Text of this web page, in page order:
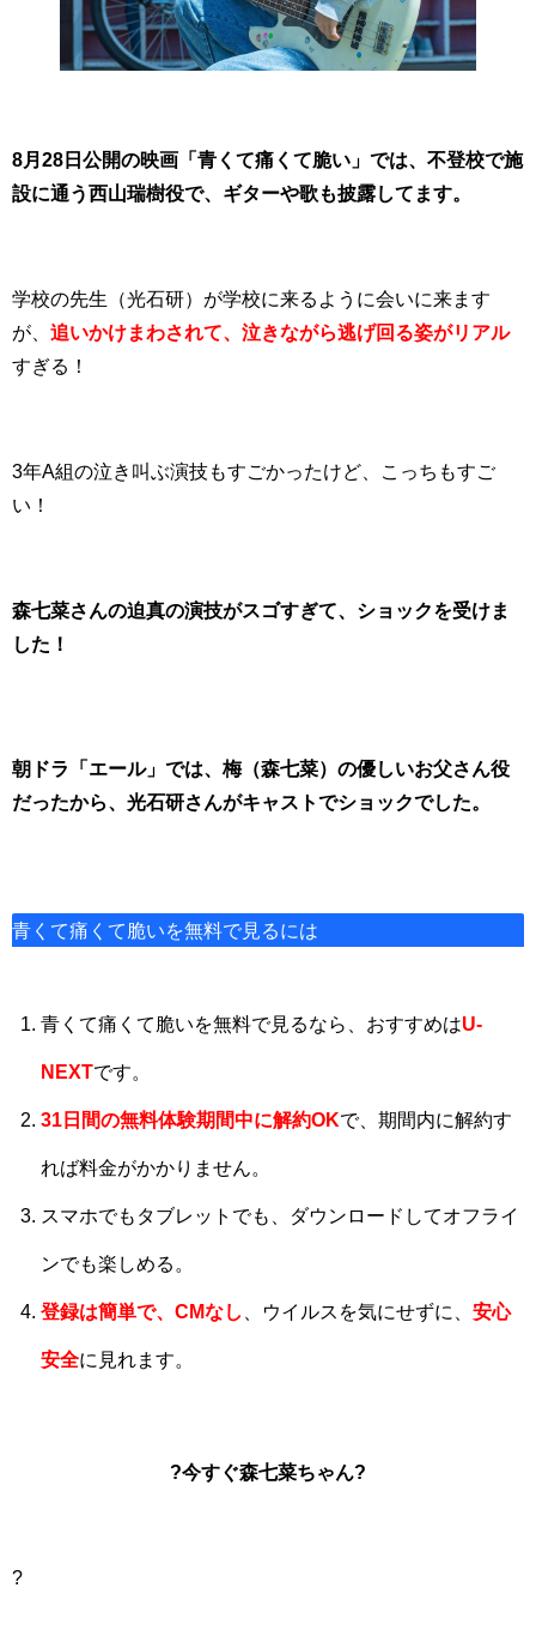
8月28日公開の映画「青くて痛くて脆い」では、不登校で施
設に通う西山瑞樹役で、ギターや歌も披露してます。
学校の先生（光石研）が学校に来るように会いに来ます
が、 追いかけまわされて、泣きながら逃げ回る姿がリアル
すぎる！
3年A組の泣き叫ぶ演技もすごかったけど、こっちもすご
い！
森七菜さんの迫真の演技がスゴすぎて、ショックを受けま
した！
朝ドラ「エール」では、梅（森七菜）の優しいお父さん役
だったから、光石研さんがキャストでショックでした。
青くて痛くて脆いを無料で見るには
青くて痛くて脆いを無料で見るなら、おすすめはU-
NEXTです。
31日間の無料体験期間中に解約OKで、期間内に解約す
れば料金がかかりません。
スマホでもタブレットでも、ダウンロードしてオフライ
ンでも楽しめる。
登録は簡単で、CMなし 、ウイルスを気にせずに、 安心
安全に見れます。
?今すぐ森七菜ちゃん?
?